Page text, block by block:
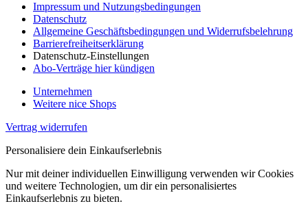
Impressum und Nutzungsbedingungen
Datenschutz
Allgemeine Geschäftsbedingungen und Widerrufsbelehrung
Barrierefreiheitserklärung
Datenschutz-Einstellungen
Abo-Verträge hier kündigen
Unternehmen
Weitere nice Shops
Vertrag widerrufen
Personalisiere dein Einkaufserlebnis
Nur mit deiner individuellen Einwilligung verwenden wir Cookies
und weitere Technologien, um dir ein personalisiertes
Einkaufserlebnis zu bieten.